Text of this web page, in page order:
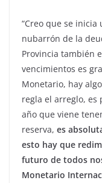
“Creo que se
nubarrón de la
Provincia también
vencimientos es
Monetario, hay
regla el arreglo, es
año que viene
reserva, es
esto hay que
futuro de todos
Monetario